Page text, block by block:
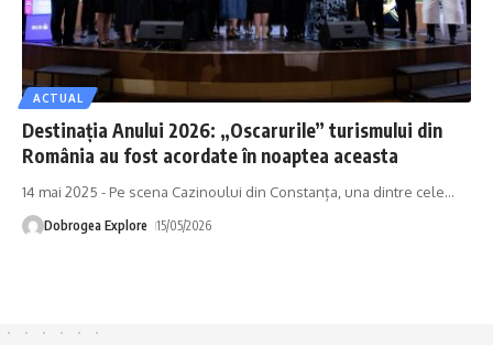
ACTUAL
Destinația Anului 2026: „Oscarurile” turismului din
România au fost acordate în noaptea aceasta
14 mai 2025 - Pe scena Cazinoului din Constanța, una dintre cele…
Dobrogea Explore 15/05/2026